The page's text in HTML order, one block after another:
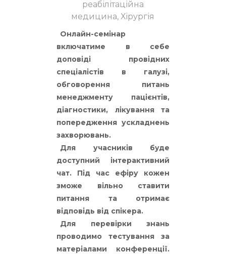
реабілітаційна
медицина, Хірургія
Онлайн-семінар
включатиме в себе
доповіді провідних
спеціалістів в галузі,
обговорення питань
менеджменту пацієнтів,
діагностики, лікування та
попередження ускладнень
захворювань.
Для учасників буде
доступний інтерактивний
чат. Під час ефіру кожен
зможе вільно ставити
питання та отримає
відповідь від спікера.
Для перевірки знань
проводимо тестування за
матеріалами конференції.